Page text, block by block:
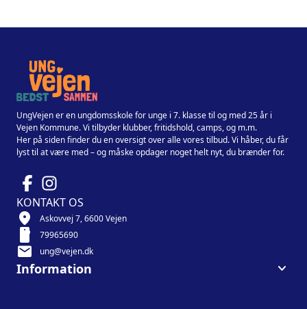
UngVejen er en ungdomsskole for unge i 7. klasse til og med 25 år i
Vejen Kommune. Vi tilbyder klubber, fritidshold, camps, og m.m.
Her på siden finder du en oversigt over alle vores tilbud. Vi håber, du får
lyst til at være med – og måske opdager noget helt nyt, du brænder for.
KONTAKT OS
location_on Askovvej 7, 6600 Vejen
smartphone 79965690
mail ung@vejen.dk
Information keyboard_arrow_down